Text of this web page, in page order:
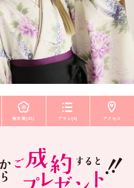
袴衣装(41) プラン(4) アクセス